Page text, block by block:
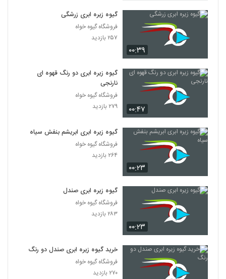
۰۰:۳۹
گیوه زیره ابری زرشگی
فروشگاه گیوه خواه
۲۵۷ بازدید
۰۰:۴۷
گیوه زیره ابری دو رنگ قهوه ای
نارنجی
فروشگاه گیوه خواه
۲۷۹ بازدید
۰۰:۲۳
گیوه زیره ابری ابریشم بنفش سیاه
فروشگاه گیوه خواه
۲۶۴ بازدید
۰۰:۲۳
گیوه زیره ابری صندل
فروشگاه گیوه خواه
۲۸۳ بازدید
خرید گیوه زیره ابری صندل دو رنگ
فروشگاه گیوه خواه
۲۷۰ بازدید